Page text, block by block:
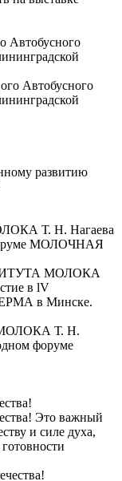
Автобусного
развитию
Т. Н. Нагаева
МОЛОЧНАЯ
МОЛОКА
в lV
в Минске.
Это важный
и силе духа,